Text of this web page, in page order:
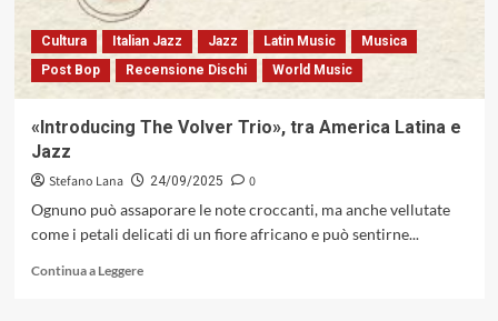
all’iconica
cantautrice
francese
Édith
Cultura Italian Jazz Jazz Latin Music
Musica
Post Bop
Recensione Dischi World Music
«Introducing The Volver Trio», tra America Latina e
Jazz
Stefano Lana 24/09/2025
0
Ognuno può assaporare le note croccanti, ma anche vellutate
come i petali delicati di un fiore africano e può sentirne...
Continua a LeggereLeggi